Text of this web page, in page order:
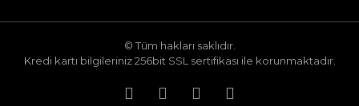
© Tüm hakları saklıdır.
Kredi kartı bilgileriniz 256bit SSL sertifikası ile korunmaktadır.